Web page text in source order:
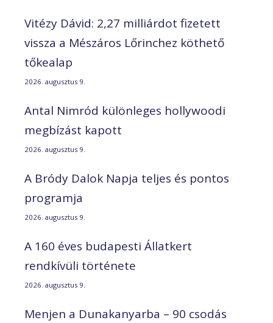
Vitézy Dávid: 2,27 milliárdot fizetett
vissza a Mészáros Lőrinchez köthető
tőkealap
2026. augusztus 9.
Antal Nimród különleges hollywoodi
megbízást kapott
2026. augusztus 9.
A Bródy Dalok Napja teljes és pontos
programja
2026. augusztus 9.
A 160 éves budapesti Állatkert
rendkívüli története
2026. augusztus 9.
Menjen a Dunakanyarba – 90 csodás